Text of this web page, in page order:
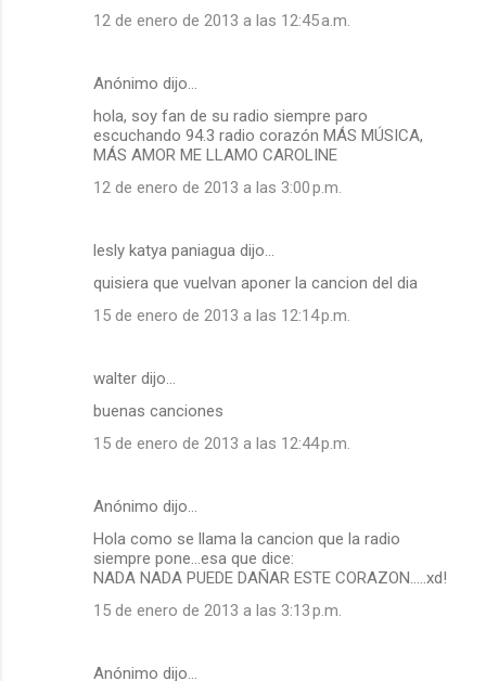
12 de enero de 2013 a las 12:45 a.m.
Anónimo dijo…
hola, soy fan de su radio siempre paro
escuchando 94.3 radio corazón MÁS MÚSICA,
MÁS AMOR ME LLAMO CAROLINE
12 de enero de 2013 a las 3:00 p.m.
lesly katya paniagua dijo…
quisiera que vuelvan aponer la cancion del dia
15 de enero de 2013 a las 12:14 p.m.
walter dijo…
buenas canciones
15 de enero de 2013 a las 12:44 p.m.
Anónimo dijo…
Hola como se llama la cancion que la radio
siempre pone...esa que dice:
NADA NADA PUEDE DAÑAR ESTE CORAZON.....xd!
15 de enero de 2013 a las 3:13 p.m.
Anónimo dijo…